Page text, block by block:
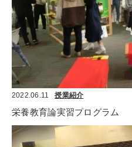
2022.06.11 授業紹介
栄養教育論実習プログラム